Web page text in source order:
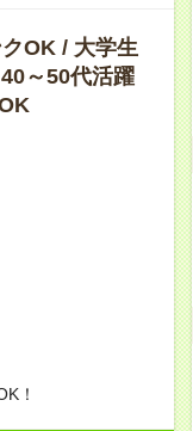
OK / 大学生
～50代活躍
！